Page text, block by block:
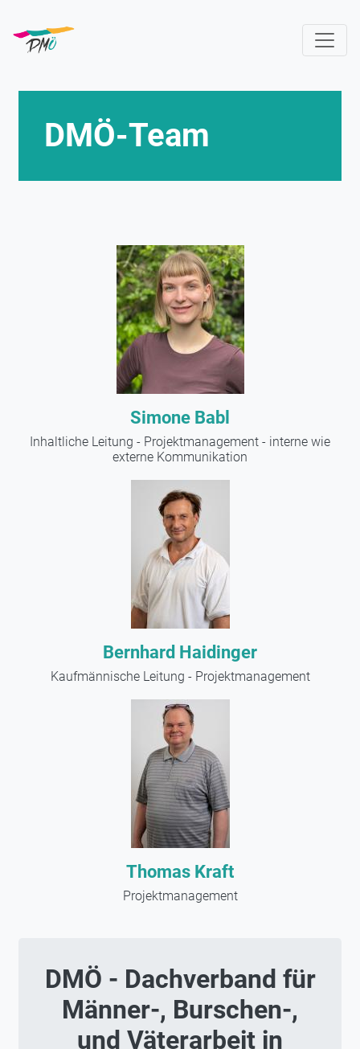
zum
Inhalt
DMÖ-Team
Simone Babl
Inhaltliche Leitung - Projektmanagement - interne wie
externe Kommunikation
Bernhard Haidinger
Kaufmännische Leitung - Projektmanagement
Thomas Kraft
Projektmanagement
DMÖ - Dachverband für
Männer-, Burschen-,
und Väterarbeit in